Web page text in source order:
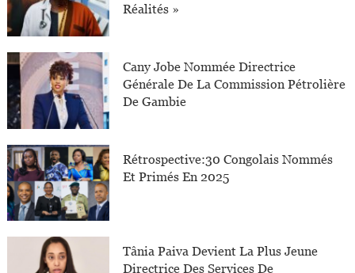
Réalités »
Cany Jobe Nommée Directrice
Générale De La Commission Pétrolière
De Gambie
Rétrospective:30 Congolais Nommés
Et Primés En 2025
Tânia Paiva Devient La Plus Jeune
Directrice Des Services De